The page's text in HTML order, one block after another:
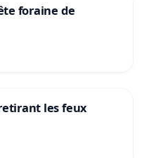
foraine de
les feux